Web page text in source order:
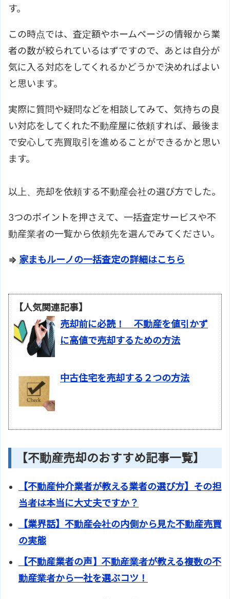
す。
この時点では、査定額やホームページの情報から業
者の数が絞られているはずですので、あとは自分が
気に入る対応をしてくれるかどうかで決めればよい
と思います。
実際に質問や疑問などを相談してみて、気持ちの良
い対応をしてくれた不動産屋に依頼すれば、最後ま
で安心して売買取引を進めることができるかと思い
ます。
以上、売却を依頼する不動産会社の選び方でした。
3つのポイントを押さえて、一括査定サービスや不
動産業者の一覧から依頼先を選んでみてください。
⇒ 家まもルーノの一括査定の詳細はこちら
【人気関連記事】
売却前に必読！ 不動産を値引かず
に高値で売却するための方法
中古住宅を売却する２つの方法
【不動産売却のおすすめ記事一覧】
【不動産仲介業者が教える業者の選び方】その担
当者は本当に大丈夫ですか？
【業界話】不動産会社の内側から見た不動産売買
の実態
【不動産業者の声】不動産業者が教える複数の不
動産業者から一社を選ぶコツ！